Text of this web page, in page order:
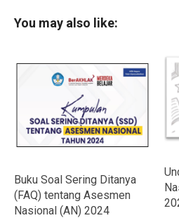
You may also like:
Buku Soal Sering Ditanya
(FAQ) tentang Asesmen
Nasional (AN) 2024